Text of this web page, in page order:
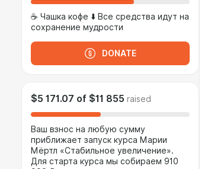
☕️ Чашка кофе ⬇️ Все средства идут на
сохранение мудрости
DONATE
$5 171.07 of $11 855 raised
Ваш взнос на любую сумму
приближает запуск курса Марии
Мёртл «Стабильное увеличение».
Для старта курса мы собираем 910